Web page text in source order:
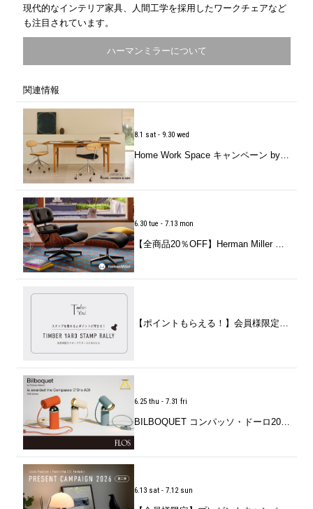
現代的なインテリア家具、人間工学を採用したワークチェアなど
も注目されています。
ハーマンミラーについて
関連情報
8.1 sat - 9.30 wed
Home Work Space キャンペーン by CARL HANSEN＆SØN（カール・ハンセン＆サン）
6.30 tue - 7.13 mon
【ポイントもらえる！】会員様限定「LINEスタンプラリー」スタート
6.25 thu - 7.31 fri
6.13 sat - 7.12 sun